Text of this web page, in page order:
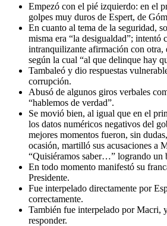
Empezó con el pié izquierdo: en el
golpes muy duros de Espert, de
En cuanto al tema de la seguridad,
misma era “la desigualdad”; intentó
intranquilizante afirmación con otra,
según la cual “al que delinque hay
Tambaleó y dio respuestas
corrupción.
Abusó de algunos giros verbales
“hablemos de verdad”.
Se movió bien, al igual que en el
los datos numéricos negativos del
mejores momentos fueron, sin
ocasión, martilló sus acusaciones a
“Quisiéramos saber…” logrando un
En todo momento manifestó su
Presidente.
Fue interpelado directamente por
correctamente.
También fue interpelado por Macri,
responder.